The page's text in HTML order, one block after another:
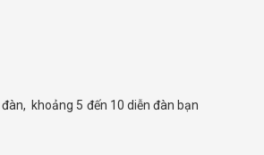
khoảng 5 đến 10 diễn đàn bạn